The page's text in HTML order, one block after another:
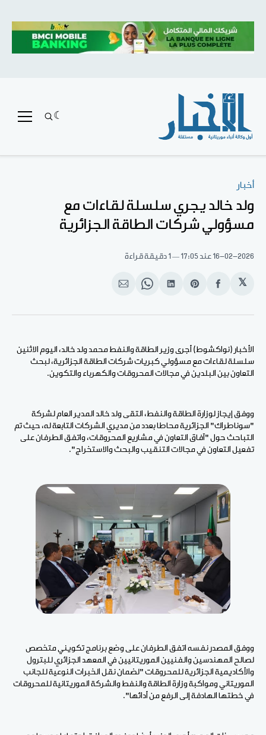
أخبار
ولد خالد يجري سلسلة لقاءات مع
مسؤولي شركات الطاقة الجزائرية
16-02-2026 عند 17:05 1 دقيقة قراءة
𝕏
انشر
الفيسبوك
Share
Pinterest
انشر
لينكد
Share
WhatsApp
انشر
الإيميل
الأخبار (نواكشوط) أجرى وزير الطاقة والنفط محمد ولد خالد، اليوم الاثنين
سلسلة لقاءات مع مسؤولي كبريات شركات الطاقة الجزائرية، لبحث
التعاون بين البلدين في مجالات المحروقات والكهرباء والتكوين.
ووفق إيجاز لوزارة الطاقة والنفط، التقى ولد خالد المدير العام لشركة
"سوناطراك" الجزائرية محاطا بعدد من مديري الشركات التابعة له، حيث تم
التباحث حول "آفاق التعاون في مشاريع المحروقات، واتفق الطرفان على
تفعيل التعاون في مجالات التنقيب والبحث والاستخراج".
ووفق المصدر نفسه اتفق الطرفان على وضع برنامج تكويني متخصص
لصالح المهندسين والفنيين الموريتانيين في المعهد الجزائري للبترول
والأكاديمية الجزائرية للمحروقات "لضمان نقل الخبرات النوعية للجانب
الموريتاني ومواكبة وزارة الطاقة والنفط والشركة الموريتانية للمحروقات
في خطتها الهادفة إلى الرفع من أدائها".